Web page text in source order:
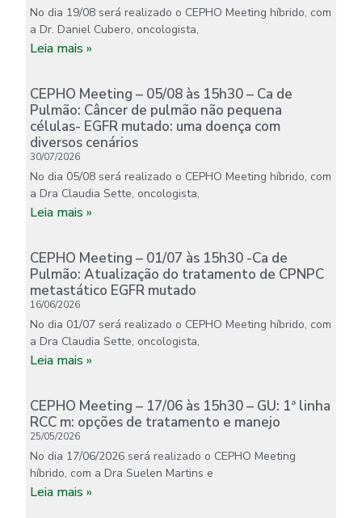
No dia 19/08 será realizado o CEPHO Meeting híbrido, com
a Dr. Daniel Cubero, oncologista,
Leia mais »
CEPHO Meeting – 05/08 às 15h30 – Ca de
Pulmão: Câncer de pulmão não pequena
células- EGFR mutado: uma doença com
diversos cenários
30/07/2026
No dia 05/08 será realizado o CEPHO Meeting híbrido, com
a Dra Claudia Sette, oncologista,
Leia mais »
CEPHO Meeting – 01/07 às 15h30 -Ca de
Pulmão: Atualização do tratamento de CPNPC
metastático EGFR mutado
16/06/2026
No dia 01/07 será realizado o CEPHO Meeting híbrido, com
a Dra Claudia Sette, oncologista,
Leia mais »
CEPHO Meeting – 17/06 às 15h30 – GU: 1ª linha
RCC m: opções de tratamento e manejo
25/05/2026
No dia 17/06/2026 será realizado o CEPHO Meeting
híbrido, com a Dra Suelen Martins e
Leia mais »